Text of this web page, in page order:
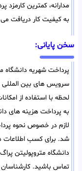
مدارانه، کمترین کارمزد
به کیفیت کار دریافت
سخن پایانی:
پرداخت شهریه دانشگاه
سرویس های بین المللی
لحظه با استفاده از
به پرداخت هزینه های
لازم در خصوص نحوه
شد. برای کسب اطلاعات
دانشگاه متروپولیتن
تماس باشید. کارشناسان